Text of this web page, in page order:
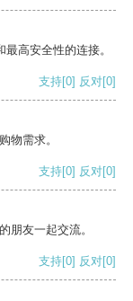
高安全性的连接。
支持[0] 反对[0]
物需求。
支持[0] 反对[0]
朋友一起交流。
支持[0] 反对[0]